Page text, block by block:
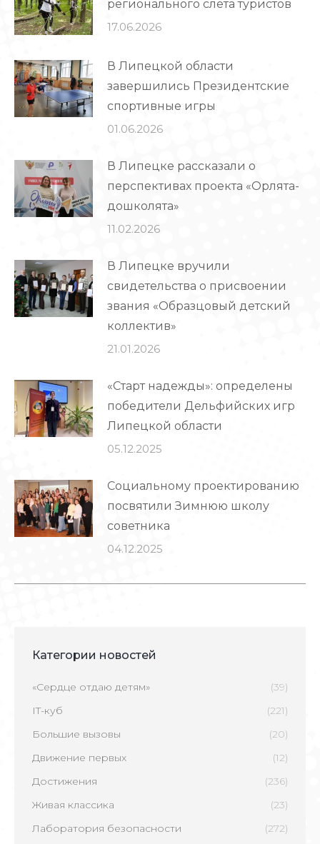
регионального слёта туристов
17.06.2026
В Липецкой области
завершились Президентские
спортивные игры
01.06.2026
В Липецке рассказали о
перспективах проекта «Орлята-
дошколята»
11.02.2026
В Липецке вручили
свидетельства о присвоении
звания «Образцовый детский
коллектив»
21.01.2026
«Старт надежды»: определены
победители Дельфийских игр
Липецкой области
05.12.2025
Социальному проектированию
посвятили Зимнюю школу
советника
04.12.2025
Категории новостей
«Сердце отдаю детям»
(39)
IT-куб
(221)
Большие вызовы
(20)
Движение первых
(12)
Достижения
(236)
Живая классика
(23)
Лаборатория безопасности
(272)